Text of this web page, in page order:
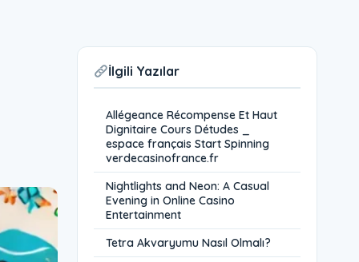
İlgili Yazılar
Allégeance Récompense Et Haut
Dignitaire Cours Détudes _
espace français Start Spinning
verdecasinofrance.fr
Nightlights and Neon: A Casual
Evening in Online Casino
Entertainment
Tetra Akvaryumu Nasıl Olmalı?